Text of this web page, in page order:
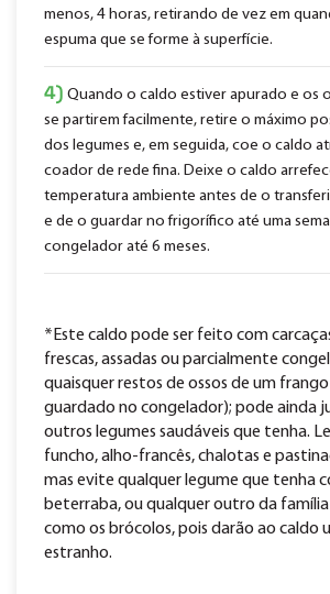
menos, 4 horas, retirando de vez em
espuma que se forme à superfície.
4) Quando o caldo estiver apurado e os
se partirem facilmente, retire o máximo
dos legumes e, em seguida, coe o caldo
coador de rede fina. Deixe o caldo
temperatura ambiente antes de o
e de o guardar no frigorífico até uma
congelador até 6 meses.
*Este caldo pode ser feito com
frescas, assadas ou parcialmente
quaisquer restos de ossos de um
guardado no congelador); pode ainda
outros legumes saudáveis que tenha.
funcho, alho-francês, chalotas e
mas evite qualquer legume que tenha
beterraba, ou qualquer outro da família
como os brócolos, pois darão ao caldo
estranho.